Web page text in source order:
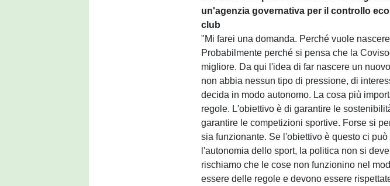
un'agenzia governativa per il controllo
club
"Mi farei una domanda. Perché vuole
Probabilmente perché si pensa che la
migliore. Da qui l'idea di far nascere un
non abbia nessun tipo di pressione, di
decida in modo autonomo. La cosa più
regole. L'obiettivo è di garantire le
garantire le competizioni sportive. Forse si
sia funzionante. Se l'obiettivo è questo ci può
l'autonomia dello sport, la politica non si
rischiamo che le cose non funzionino nel
essere delle regole e devono essere